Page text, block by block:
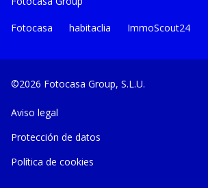
Fotocasa habitaclia ImmoScout24
©2026 Fotocasa Group, S.L.U.
Aviso legal
Protección de datos
Política de cookies